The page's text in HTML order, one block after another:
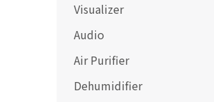
Visualizer
Audio
Air Purifier
Dehumidifier